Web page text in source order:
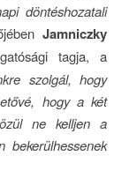
döntéshozatali
Jamniczky
tagja, a
szolgál, hogy
hogy a két
ne kelljen a
bekerülhessenek